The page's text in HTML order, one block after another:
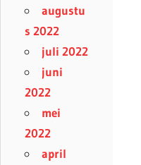
augustu
s 2022
juli 2022
juni
2022
mei
2022
april